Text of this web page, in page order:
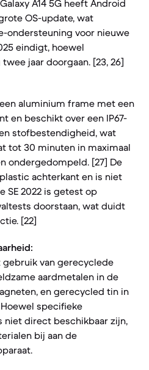
A14 5G heeft Android
OS-update, wat
ondersteuning voor nieuwe
eindigt, hoewel
jaar doorgaan. [23, 26]
aluminium frame met een
en beschikt over een IP67-
stofbestendigheid, wat
tot 30 minuten in maximaal
ondergedompeld. [27] De
achterkant en is niet
SE 2022 is getest op
doorstaan, wat duidt
[22]
gebruik van gerecyclede
aardmetalen in de
en gerecycled tin in
specifieke
niet direct beschikbaar zijn,
bij aan de